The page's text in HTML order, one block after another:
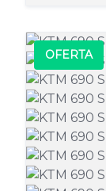
OFERTA